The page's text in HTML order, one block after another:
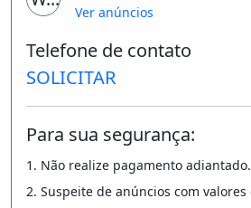
* Area de Serviço;
* Varanda;
- Lazer e Segurança:
* Deck;
* Piscina;
* Paisagismo;
Ver anúncios
Telefone de contato
SOLICITAR
Para sua segurança:
1. Não realize pagamento adiantado.
2. Suspeite de anúncios com valores